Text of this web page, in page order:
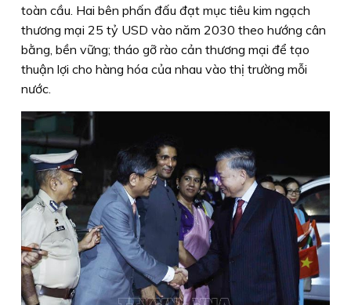
toàn cầu. Hai bên phấn đấu đạt mục tiêu kim ngạch
thương mại 25 tỷ USD vào năm 2030 theo hướng cân
bằng, bền vững; tháo gỡ rào cản thương mại để tạo
thuận lợi cho hàng hóa của nhau vào thị trường mỗi
nước.